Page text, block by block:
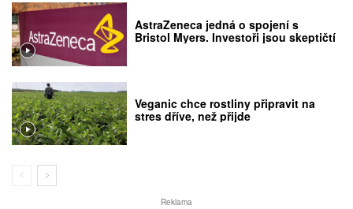
AstraZeneca jedná o spojení s
Bristol Myers. Investoři jsou skeptičtí
Veganic chce rostliny připravit na
stres dříve, než přijde
Reklama